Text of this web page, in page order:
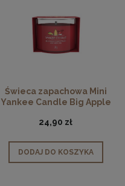
Świeca zapachowa Mini
Yankee Candle Big Apple
24,90 zł
DODAJ DO KOSZYKA